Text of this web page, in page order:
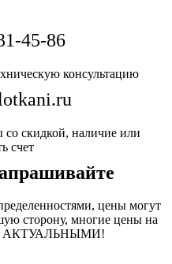
45-86
консультацию
скидкой, наличие или
счет
цены могут
сторону, многие цены на
АКТУАЛЬНЫМИ!